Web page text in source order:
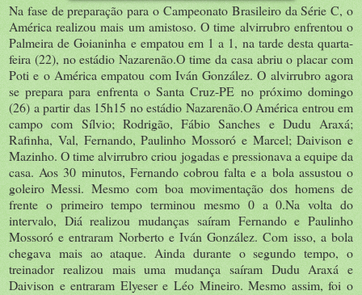
Na fase de preparação para o Campeonato Brasileiro da Série C, o
América realizou mais um amistoso. O time alvirrubro enfrentou o
Palmeira de Goianinha e empatou em 1 a 1, na tarde desta quarta-
feira (22), no estádio Nazarenão.O time da casa abriu o placar com
Poti e o América empatou com Iván González. O alvirrubro agora
se prepara para enfrenta o Santa Cruz-PE no próximo domingo
(26) a partir das 15h15 no estádio Nazarenão.O América entrou em
campo com Sílvio; Rodrigão, Fábio Sanches e Dudu Araxá;
Rafinha, Val, Fernando, Paulinho Mossoró e Marcel; Daivison e
Mazinho. O time alvirrubro criou jogadas e pressionava a equipe da
casa. Aos 30 minutos, Fernando cobrou falta e a bola assustou o
goleiro Messi. Mesmo com boa movimentação dos homens de
frente o primeiro tempo terminou mesmo 0 a 0.Na volta do
intervalo, Diá realizou mudanças saíram Fernando e Paulinho
Mossoró e entraram Norberto e Iván González. Com isso, a bola
chegava mais ao ataque. Ainda durante o segundo tempo, o
treinador realizou mais uma mudança saíram Dudu Araxá e
Daivison e entraram Elyeser e Léo Mineiro. Mesmo assim, foi o